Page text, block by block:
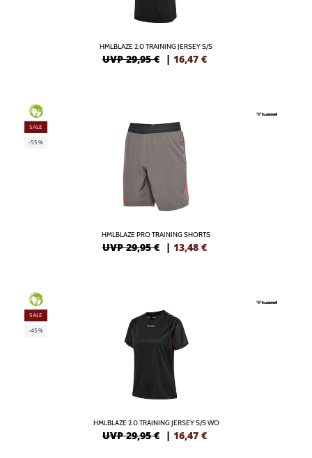
HMLBLAZE 2.0 TRAINING JERSEY S/S
UVP 29,95 € | 16,47 €
GREEN
SALE
-55%
HMLBLAZE PRO TRAINING SHORTS
UVP 29,95 € | 13,48 €
GREEN
SALE
-45%
HMLBLAZE 2.0 TRAINING JERSEY S/S WO
UVP 29,95 € | 16,47 €